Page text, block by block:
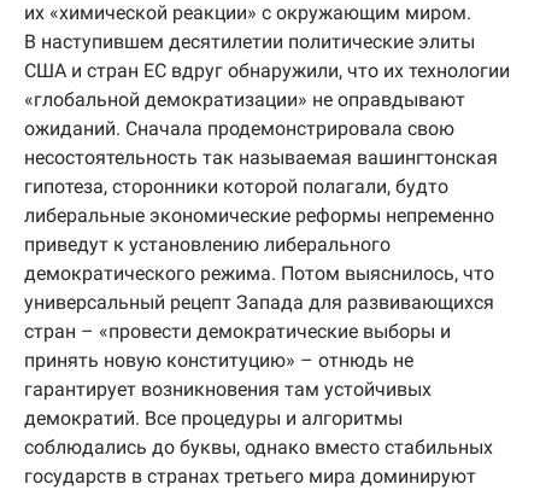
их «химической реакции» с окружающим миром.
В наступившем десятилетии политические элиты
США и стран ЕС вдруг обнаружили, что их технологии
«глобальной демократизации» не оправдывают
ожиданий. Сначала продемонстрировала свою
несостоятельность так называемая вашингтонская
гипотеза, сторонники которой полагали, будто
либеральные экономические реформы непременно
приведут к установлению либерального
демократического режима. Потом выяснилось, что
универсальный рецепт Запада для развивающихся
стран – «провести демократические выборы и
принять новую конституцию» – отнюдь не
гарантирует возникновения там устойчивых
демократий. Все процедуры и алгоритмы
соблюдались до буквы, однако вместо стабильных
государств в странах третьего мира доминируют